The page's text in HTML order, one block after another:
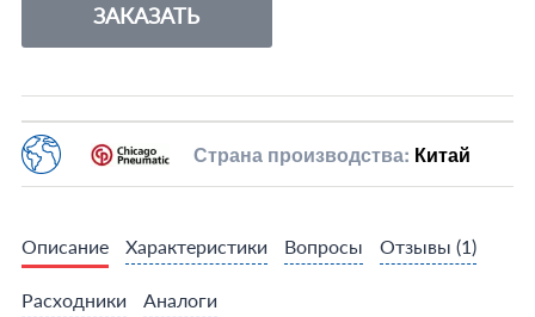
ЗАКАЗАТЬ
Страна производства: Китай
Описание Характеристики Вопросы Отзывы (1)
Расходники Аналоги